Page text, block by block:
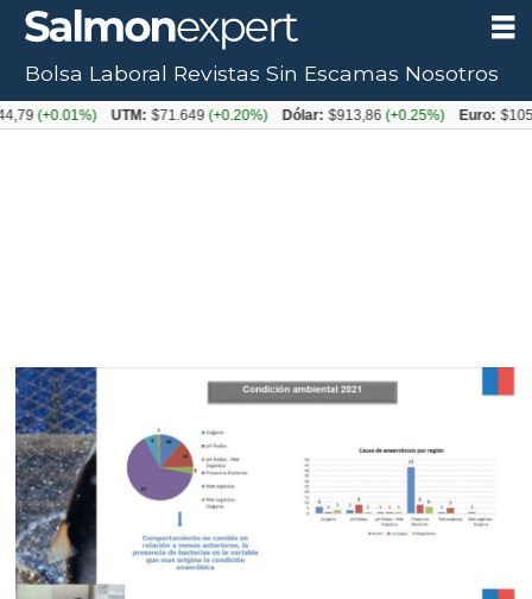
Bolsa Laboral Revistas Sin Escamas Nosotros
UTM: $71.649(+0.20%) Dólar: $913,86(+0.25%) Euro: $1053,08(-